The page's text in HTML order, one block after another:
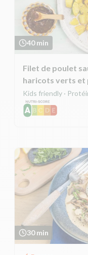
40 min
Filet de poulet
haricots verts et
Kids friendly ·
30 min